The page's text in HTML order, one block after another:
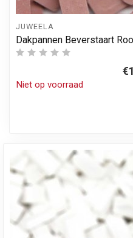
JUWEELA
Dakpannen Beverstaart
Niet op voorraad